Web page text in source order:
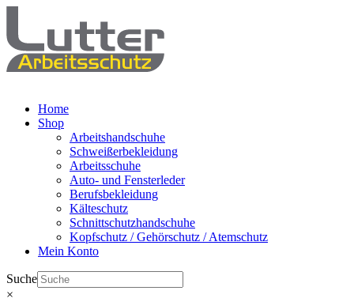
Home
Shop
Arbeitshandschuhe
Schweißerbekleidung
Arbeitsschuhe
Auto- und Fensterleder
Berufsbekleidung
Kälteschutz
Schnittschutzhandschuhe
Kopfschutz / Gehörschutz / Atemschutz
Mein Konto
Suche
×